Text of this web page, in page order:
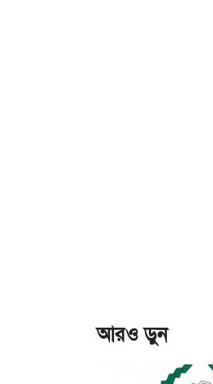
আরও ড়ুন